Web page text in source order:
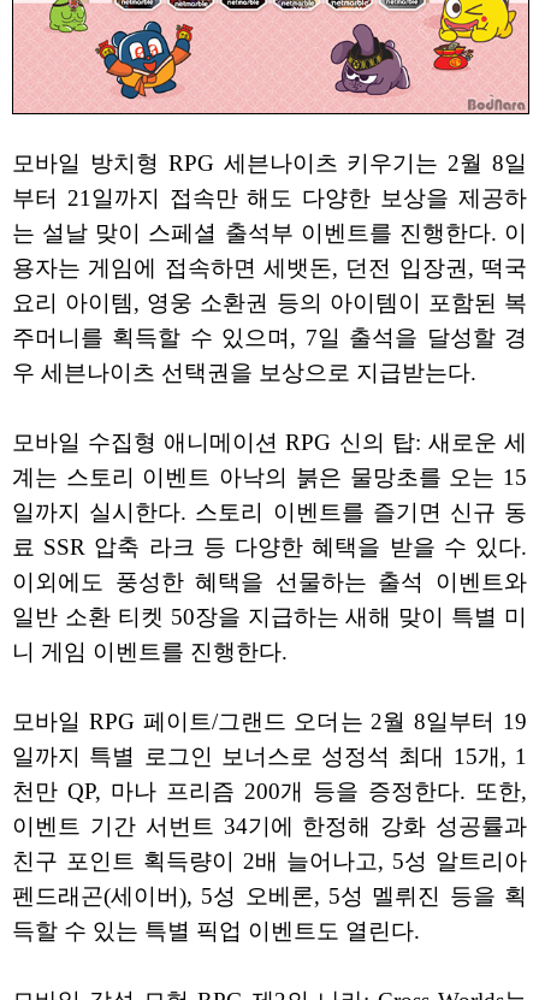
모바일 방치형 RPG 세븐나이츠 키우기는 2월 8일
부터 21일까지 접속만 해도 다양한 보상을 제공하
는 설날 맞이 스페셜 출석부 이벤트를 진행한다. 이
용자는 게임에 접속하면 세뱃돈, 던전 입장권, 떡국
요리 아이템, 영웅 소환권 등의 아이템이 포함된 복
주머니를 획득할 수 있으며, 7일 출석을 달성할 경
우 세븐나이츠 선택권을 보상으로 지급받는다.
모바일 수집형 애니메이션 RPG 신의 탑: 새로운 세
계는 스토리 이벤트 아낙의 붉은 물망초를 오는 15
일까지 실시한다. 스토리 이벤트를 즐기면 신규 동
료 SSR 압축 라크 등 다양한 혜택을 받을 수 있다.
이외에도 풍성한 혜택을 선물하는 출석 이벤트와
일반 소환 티켓 50장을 지급하는 새해 맞이 특별 미
니 게임 이벤트를 진행한다.
모바일 RPG 페이트/그랜드 오더는 2월 8일부터 19
일까지 특별 로그인 보너스로 성정석 최대 15개, 1
천만 QP, 마나 프리즘 200개 등을 증정한다. 또한,
이벤트 기간 서번트 34기에 한정해 강화 성공률과
친구 포인트 획득량이 2배 늘어나고, 5성 알트리아
펜드래곤(세이버), 5성 오베론, 5성 멜뤼진 등을 획
득할 수 있는 특별 픽업 이벤트도 열린다.